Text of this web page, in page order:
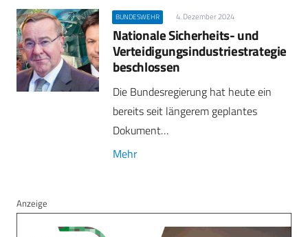
BUNDESWEHR 4. Dezember 2024
Nationale Sicherheits- und
Verteidigungsindustriestrategie
beschlossen
Die Bundesregierung hat heute ein
bereits seit längerem geplantes
Dokument…
Mehr
Anzeige